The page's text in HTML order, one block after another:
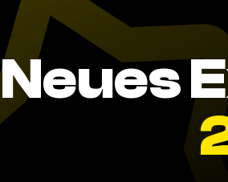
Neues